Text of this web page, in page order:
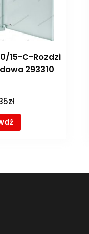
15-C-Rozdzi
293310
zł